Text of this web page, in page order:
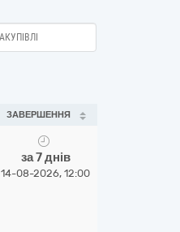
ЗАВЕРШЕННЯ
за 7 днів
14-08-2026, 12:00